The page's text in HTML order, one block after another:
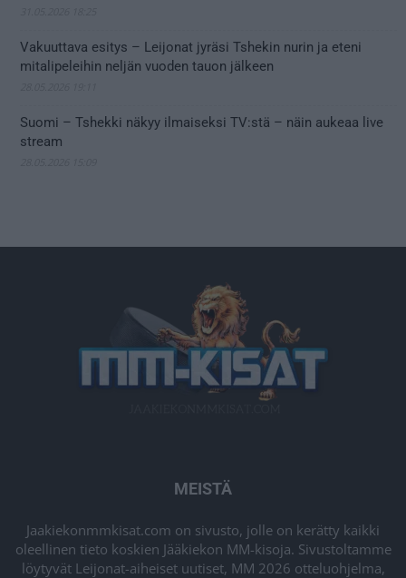
Vakuuttava esitys – Leijonat jyräsi Tshekin nurin ja eteni
mitalipeleihin neljän vuoden tauon jälkeen
Suomi – Tshekki näkyy ilmaiseksi TV:stä – näin aukeaa live
stream
MEISTÄ
Jaakiekonmmkisat.com on sivusto, jolle on kerätty kaikki
oleellinen tieto koskien Jääkiekon MM-kisoja. Sivustoltamme
löytyvät Leijonat-aiheiset uutiset, MM 2026 otteluohjelma,